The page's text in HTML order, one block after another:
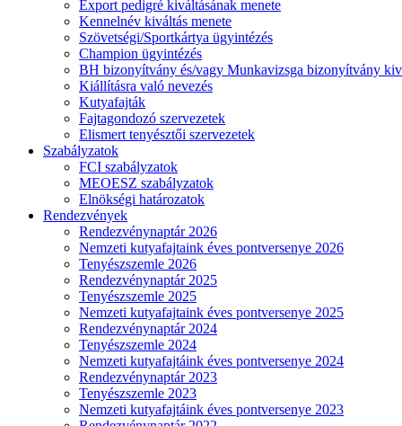
Export pedigré kiváltásának menete
Kennelnév kiváltás menete
Szövetségi/Sportkártya ügyintézés
Champion ügyintézés
BH bizonyítvány és/vagy Munkavizsga bizonyítvány
Kiállításra való nevezés
Kutyafajták
Fajtagondozó szervezetek
Elismert tenyésztői szervezetek
Szabályzatok
FCI szabályzatok
MEOESZ szabályzatok
Elnökségi határozatok
Rendezvények
Rendezvénynaptár 2026
Nemzeti kutyafajtaink éves pontversenye 2026
Tenyészszemle 2026
Rendezvénynaptár 2025
Tenyészszemle 2025
Nemzeti kutyafajtaink éves pontversenye 2025
Rendezvénynaptár 2024
Tenyészszemle 2024
Nemzeti kutyafajtáink éves pontversenye 2024
Rendezvénynaptár 2023
Tenyészszemle 2023
Nemzeti kutyafajtáink éves pontversenye 2023